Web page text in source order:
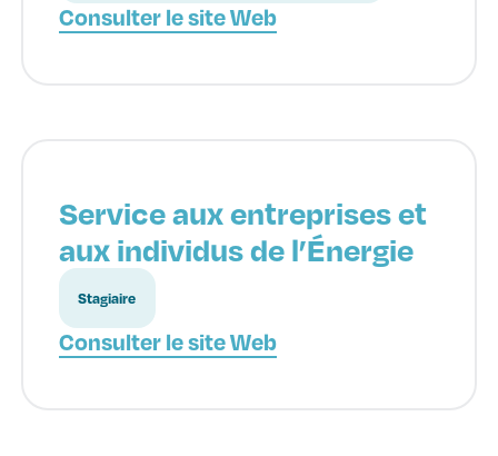
Consulter le site Web
Service aux entreprises et
aux individus de l’Énergie
Stagiaire
Consulter le site Web